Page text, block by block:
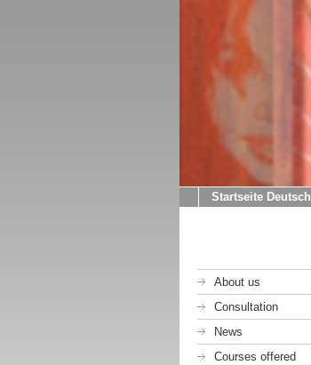
Startseite Deutsch
About us
Consultation
News
Courses offered